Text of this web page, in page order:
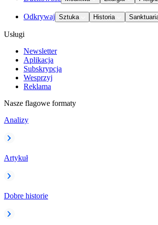
Odkrywaj Sztuka Historia
Usługi
Newsletter
Aplikacja
Subskrypcja
Wesprzyj
Reklama
Nasze flagowe formaty
Analizy
Artykuł
Dobre historie